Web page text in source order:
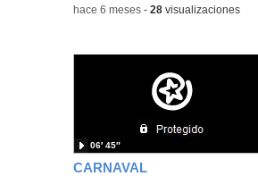
-hace 6 meses -28 visualizaciones
CARNAVAL
06′ 45″